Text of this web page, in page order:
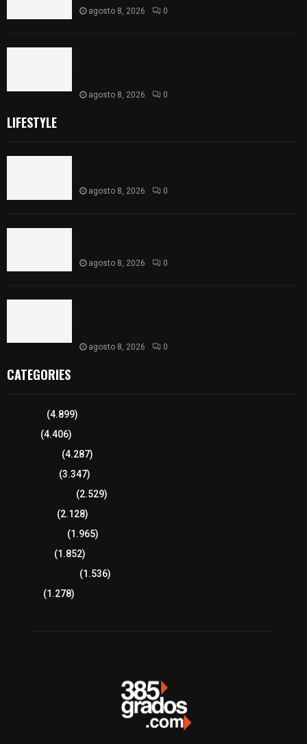
agosto 8, 2026 0
agosto 8, 2026 0
LIFESTYLE
agosto 8, 2026 0
agosto 8, 2026 0
agosto 8, 2026 0
CATEGORIES
(4.899)
(4.406)
(4.287)
(3.347)
(2.529)
(2.128)
(1.965)
(1.852)
(1.536)
(1.278)